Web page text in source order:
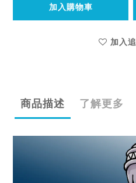
加入購物車
加入
商品描述 了解更多